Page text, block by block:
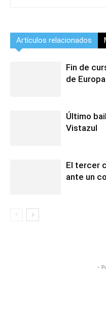
Artículos relacionados
Fin de
de Europa
Último
Vistazul
El tercer
ante un
-